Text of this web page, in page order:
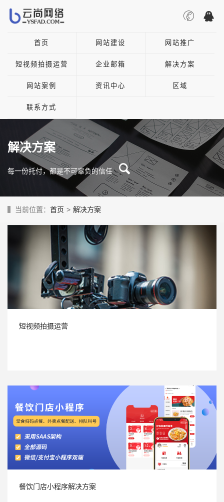
首页 网站建设 网站推广
短视频拍摄运营 企业邮箱 解决方案
网站案例 资讯中心 区域
联系方式
解决方案
每一份托付，都是不可辜负的信任
当前位置： 首页 > 解决方案
短视频拍摄运营
餐饮门店小程序解决方案